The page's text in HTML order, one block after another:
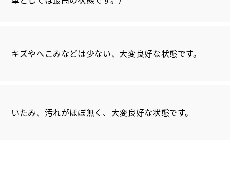
キズやへこみなどは少ない、大変良好な状態です。
いたみ、汚れがほぼ無く、大変良好な状態です。